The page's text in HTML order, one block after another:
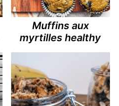
Muffins aux
myrtilles healthy